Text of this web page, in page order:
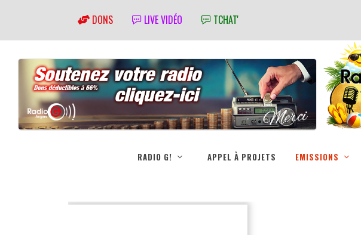
DONS LIVE VIDÉO TCHAT'
RADIO G! APPEL À PROJETS EMISSIONS